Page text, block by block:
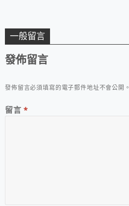
一般留言
發佈留言
發佈留言必須填寫的電子郵件地址不會公開。
留言 *